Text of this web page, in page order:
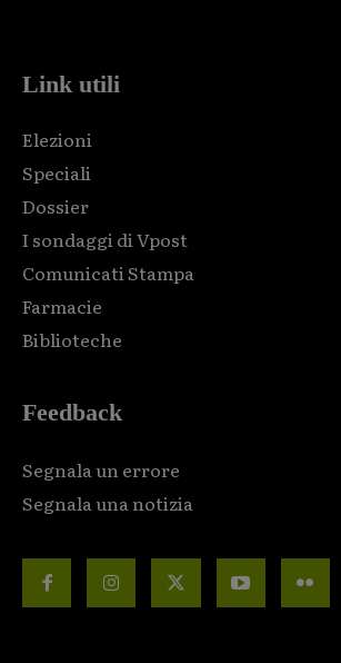
Link utili
Elezioni
Speciali
Dossier
I sondaggi di Vpost
Comunicati Stampa
Farmacie
Biblioteche
Feedback
Segnala un errore
Segnala una notizia